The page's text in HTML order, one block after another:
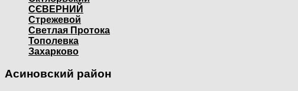
СЄВЕРНИЙ
Стрежевой
Светлая Протока
Тополевка
Захарково
Асиновский район